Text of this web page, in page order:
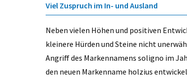
Viel Zuspruch im In- und Ausland
Neben vielen Höhen und positiven
kleinere Hürden und Steine nicht
Angriff des Markennamens soligno im
den neuen Markenname holzius